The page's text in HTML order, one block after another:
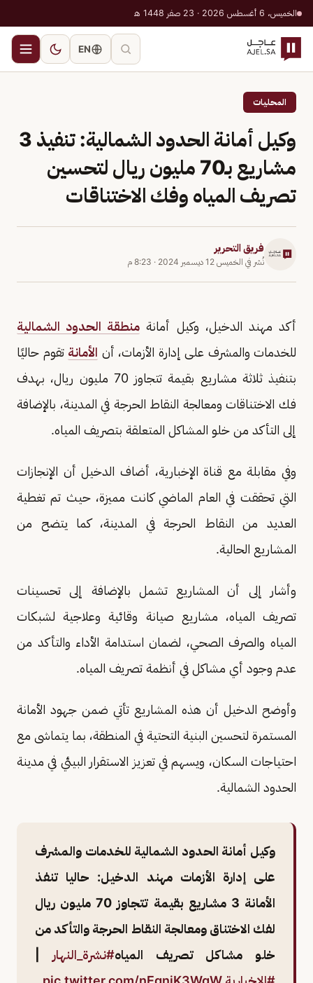
الخميس، 6 أغسطس 2026 · 23 صفر 1448 هـ
EN
المحليات
وكيل أمانة الحدود الشمالية: تنفيذ 3
مشاريع بـ70 مليون ريال لتحسين
تصريف المياه وفك الاختناقات
فريق التحرير
نُشر في الخميس 12 ديسمبر 2024 · 8:23 م
أكد مهند الدخيل، وكيل أمانة منطقة الحدود الشمالية
للخدمات والمشرف على إدارة الأزمات، أن الأمانة تقوم حاليًا
بتنفيذ ثلاثة مشاريع بقيمة تتجاوز 70 مليون ريال، بهدف
فك الاختناقات ومعالجة النقاط الحرجة في المدينة، بالإضافة
إلى التأكد من خلو المشاكل المتعلقة بتصريف المياه.
وفي مقابلة مع قناة الإخبارية، أضاف الدخيل أن الإنجازات
التي تحققت في العام الماضي كانت مميزة، حيث تم تغطية
العديد من النقاط الحرجة في المدينة، كما يتضح من
المشاريع الحالية.
وأشار إلى أن المشاريع تشمل بالإضافة إلى تحسينات
تصريف المياه، مشاريع صيانة وقائية وعلاجية لشبكات
المياه والصرف الصحي، لضمان استدامة الأداء والتأكد من
عدم وجود أي مشاكل في أنظمة تصريف المياه.
وأوضح الدخيل أن هذه المشاريع تأتي ضمن جهود الأمانة
المستمرة لتحسين البنية التحتية في المنطقة، بما يتماشى مع
احتياجات السكان، ويسهم في تعزيز الاستقرار البيئي في مدينة
الحدود الشمالية.
وكيل أمانة الحدود الشمالية للخدمات والمشرف
على إدارة الأزمات مهند الدخيل: حاليا تنفذ
الأمانة 3 مشاريع بقيمة تتجاوز 70 مليون ريال
لفك الاختناق ومعالجة النقاط الحرجة والتأكد من
خلو مشاكل تصريف المياه#نشرة_النهار